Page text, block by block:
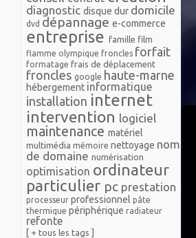
diagnostic disque dur domicile
dvd dépannage e-commerce
entreprise famille film
flamme olympique froncles forfait
formatage frais de déplacement
froncles google haute-marne
hébergement informatique
installation internet
intervention logiciel
maintenance matériel
multimédia mémoire nettoyage nom
de domaine numérisation
optimisation ordinateur
particulier pc prestation
processeur professionnel pâte
thermique périphérique radiateur
refonte
[ + tous les tags ]